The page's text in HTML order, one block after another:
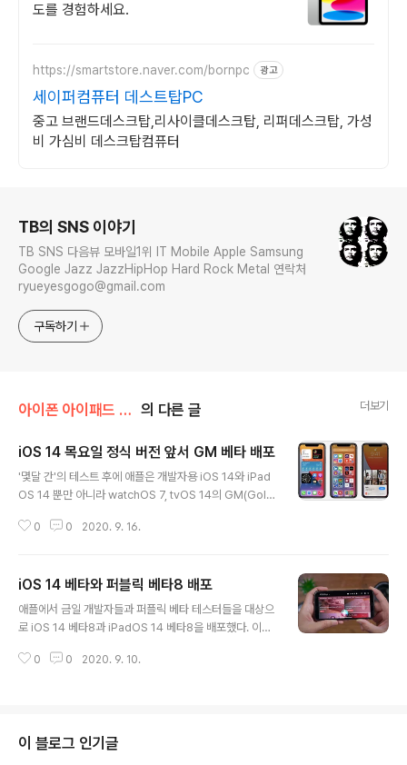
도를 경험하세요.
https://smartstore.naver.com/bornpc 광고
세이퍼컴퓨터 데스트탑PC
중고 브랜드데스크탑,리사이클데스크탑, 리퍼데스크탑, 가성
비 가심비 데스크탑컴퓨터
TB의 SNS 이야기
TB SNS 다음뷰 모바일1위 IT Mobile Apple Samsung
Google Jazz JazzHipHop Hard Rock Metal 연락처
ryueyesgogo@gmail.com
구독하기
아이폰 아이패드 강좌 의 다른 글 더보기
iOS 14 목요일 정식 버전 앞서 GM 베타 배포
'몇달 간'의 테스트 후에 애플은 개발자용 iOS 14와 iPad
OS 14 뿐만 아니라 watchOS 7, tvOS 14의 GM(Gold
후 몇일 안에 심각한 문제가 발견되지 않는한 정식 배포 버
통해 iPSW 파일들을 다운로드 할수 있다. 이번 업데이트
는 아이폰, 아이팟터치 또는 아이패드에서 이미 베타를 구
동중인 사람들을 위한 OTA로도 배포되는 중이다. watch
watchOS 7과 tvOS 14는 현지시각 9월 16일 수요일(한
0 0 2020. 9. 16.
iOS 14 베타와 퍼블릭 베타8 배포
애플에서 금일 개발자들과 퍼플릭 베타 테스터들을 대상으
로 iOS 14 베타8과 iPadOS 14 베타8을 배포했다. 이번
째 베타 배포 후 6일만이다. iOS 14 베타 8은 적절한 프로
차적으로 배포될 때까지 시간이 걸릴 수 있다. iOS 14 베
타8의 빌드넘버는 18A5373a이고 약 100MB 다. 애플
0 0 2020. 9. 10.
이 블로그 인기글